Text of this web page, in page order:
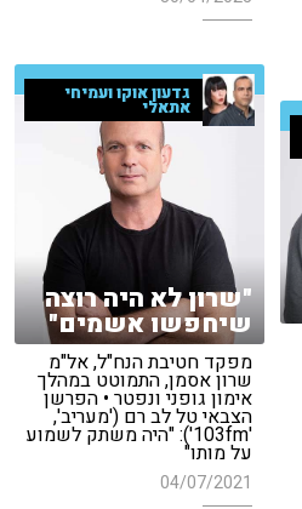
גדעון אוקו ועמיחי
אתאלי
"שרון לא היה רוצה
שיחפשו אשמים"
מפקד חטיבת הנח"ל, אל"מ
שרון אסמן, התמוטט במהלך
אימון גופני ונפטר • הפרשן
הצבאי טל לב רם ('מעריב',
'103fm'): "היה משתק לשמוע
על מותו"
04/07/2021